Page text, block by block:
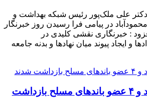
: دکتر علی ملک‌پور رئیس شبکه بهداشت و
در پیامی فرا رسیدن روز خبرنگار
: خبرنگاری نقشی کلیدی در
و ایجاد پیوند میان نهادها و بدنه جامعه
۲۱ عامل موساد و ۴ عضو باند‌های مسلح بازداشت